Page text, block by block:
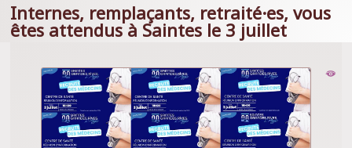
Internes, remplaçants, retraité·es, vous
êtes attendus à Saintes le 3 juillet